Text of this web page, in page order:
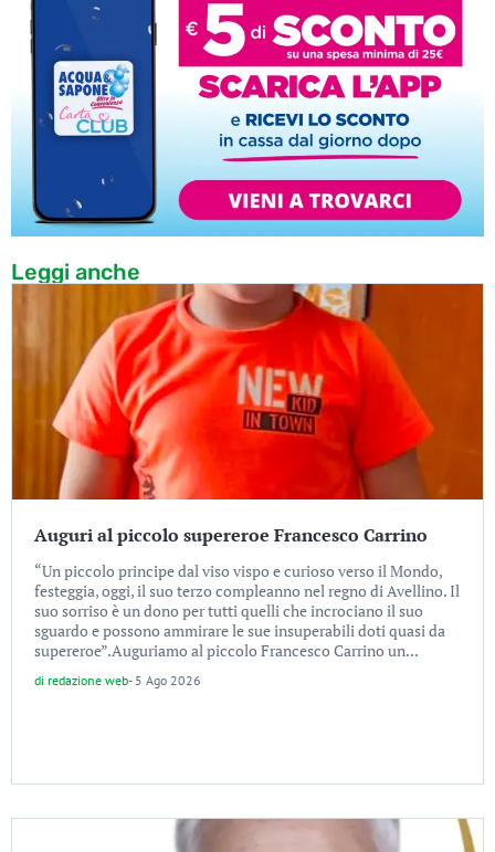
Leggi anche
Auguri al piccolo supereroe Francesco Carrino
“Un piccolo principe dal viso vispo e curioso verso il Mondo,
festeggia, oggi, il suo terzo compleanno nel regno di Avellino. Il
suo sorriso è un dono per tutti quelli che incrociano il suo
sguardo e possono ammirare le sue insuperabili doti quasi da
supereroe”.Auguriamo al piccolo Francesco Carrino un...
di redazione web- 5 Ago 2026